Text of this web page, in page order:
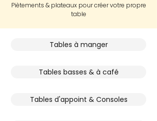
Piètements & plateaux pour créer votre propre
table
Tables à manger
Tables basses & à café
Tables d'appoint & Consoles